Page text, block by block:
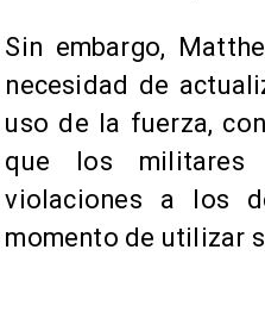
​Sin embargo,
necesidad de
uso de la fuerza,
que los militares
violaciones a los
momento de utilizar